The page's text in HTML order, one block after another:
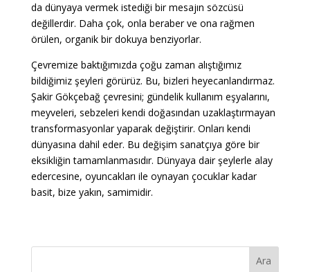
da dünyaya vermek istediği bir mesajın sözcüsü
değillerdir. Daha çok, onla beraber ve ona rağmen
örülen, organik bir dokuya benziyorlar.
Çevremize baktığımızda çoğu zaman alıştığımız
bildiğimiz şeyleri görürüz. Bu, bizleri heyecanlandırmaz.
Şakir Gökçebağ çevresini; gündelik kullanım eşyalarını,
meyveleri, sebzeleri kendi doğasından uzaklaştırmayan
transformasyonlar yaparak değiştirir. Onları kendi
dünyasına dahil eder. Bu değişim sanatçıya göre bir
eksikliğin tamamlanmasıdır. Dünyaya dair şeylerle alay
edercesine, oyuncakları ile oynayan çocuklar kadar
basit, bize yakın, samimidir.
Ara